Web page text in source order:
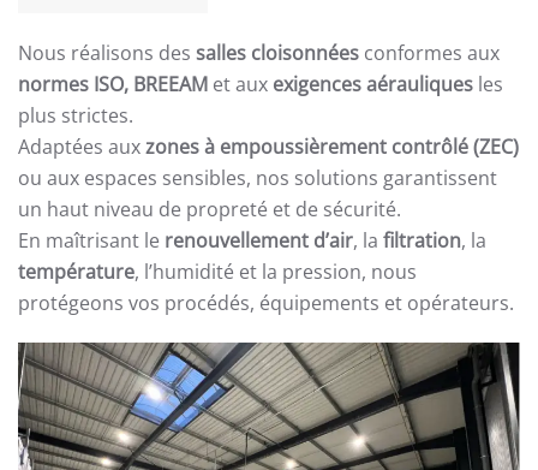
Nous réalisons des salles cloisonnées conformes aux
normes ISO, BREEAM et aux exigences aérauliques les
plus strictes.
Adaptées auxzones à empoussièrement contrôlé (ZEC)
ou aux espaces sensibles, nos solutions garantissent
un haut niveau de propreté et de sécurité.
En maîtrisant le renouvellement d’air, la filtration, la
température, l’humidité et la pression, nous
protégeons vos procédés, équipements et opérateurs.